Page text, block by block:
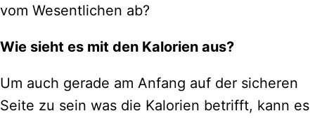
vom Wesentlichen ab?
Wie sieht es mit den Kalorien aus?
Um auch gerade am Anfang auf der sicheren
Seite zu sein was die Kalorien betrifft, kann es